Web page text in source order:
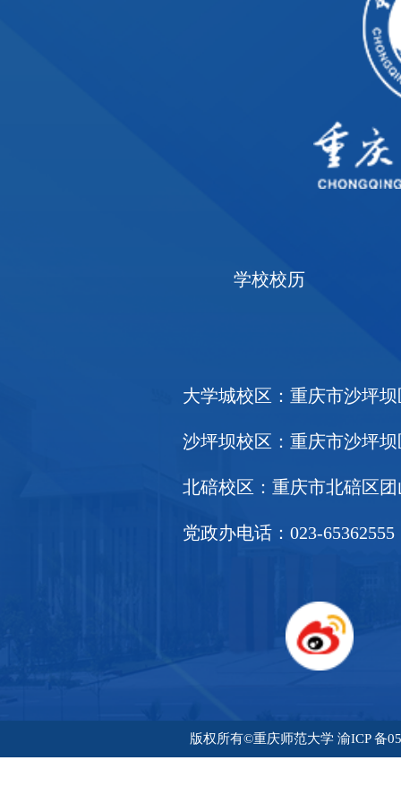
学校校历
大学城校区：重庆市沙坪
沙坪坝校区：重庆市沙坪
北碚校区：重庆市北碚区团
党政办电话：023-65362555
版权所有©重庆师范大学 渝ICP 备